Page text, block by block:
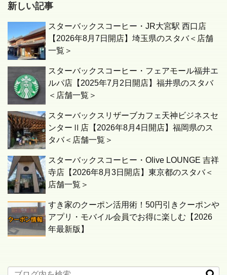
新しい記事
スターバックスコーヒー・JR大宮駅 西口店
【2026年8月7日開店】埼玉県のスタバ＜店舗
一覧＞
スターバックスコーヒー・フェアモール福井エ
ルパ店【2025年7月2日開店】福井県のスタバ
＜店舗一覧＞
スターバックスリザーブカフェ天神ビジネスセ
ンターⅡ店【2026年8月4日開店】福岡県のス
タバ＜店舗一覧＞
スターバックスコーヒー・Olive LOUNGE 吉祥
寺店【2026年8月3日開店】東京都のスタバ＜
店舗一覧＞
すき家のクーポン活用術！50円引きクーポンや
アプリ・モバイル会員でお得に楽しむ【2026
年最新版】